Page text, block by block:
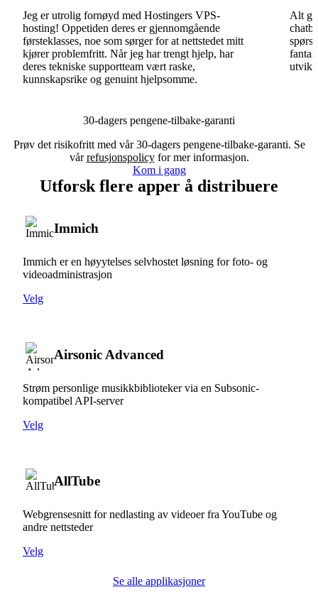
Jeg er utrolig fornøyd med Hostingers VPS-
hosting! Oppetiden deres er gjennomgående
førsteklasses, noe som sørger for at nettstedet mitt
kjører problemfritt. Når jeg har trengt hjelp, har
deres tekniske supportteam vært raske,
kunnskapsrike og genuint hjelpsomme.
Alt
30-dagers pengene-tilbake-garanti
Prøv det risikofritt med vår 30-dagers pengene-tilbake-garanti. Se
vårrefusjonspolicyfor mer informasjon.
Kom i gang
Utforsk flere apper å distribuere
Immich
Immich er en høyytelses selvhostet løsning for foto- og
videoadministrasjon
Velg
Airsonic Advanced
Strøm personlige musikkbiblioteker via en Subsonic-
kompatibel API-server
Velg
AllTube
Webgrensesnitt for nedlasting av videoer fra YouTube og
andre nettsteder
Velg
Se alle applikasjoner